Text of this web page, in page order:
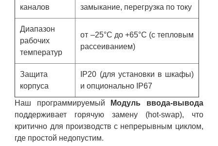
каналов
замыкание, перегрузка по току
Диапазон
рабочих
температур
от –25°C до +65°C (с тепловым
рассеиванием)
Защита
корпуса
IP20 (для установки в шкафы)
и опционально IP67
Наш программируемый
Модуль ввода-вывода
поддерживает горячую замену (hot-swap), что
критично для производств с непрерывным циклом,
где простой недопустим.